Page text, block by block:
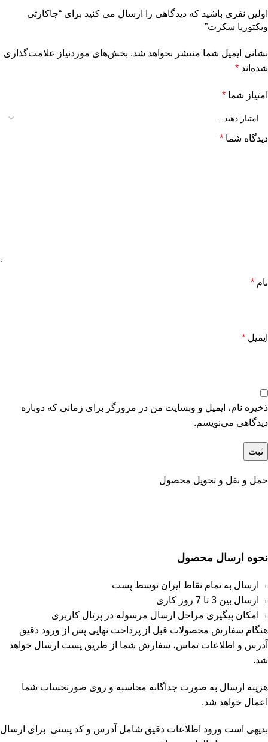
اولین نفری باشید که دیدگاهی را ارسال می کنید برای “جاکارتی
ویکتوریا سکرت”
نشانی ایمیل شما منتشر نخواهد شد. بخش‌های موردنیاز علامت‌گذاری
شده‌اند *
امتیاز شما *
دیدگاه شما *
نام *
ایمیل *
ذخیره نام، ایمیل و وبسایت من در مرورگر برای زمانی که دوباره
دیدگاهی می‌نویسم.
حمل و نقل و تحویل محصول
نحوه ارسال محصول
ارسال به تمام نقاط ایران توسط پست
ارسال بین 3 تا 7 روز کاری
امکان پیگیری مراحل ارسال مرسوله در پرتال کاربری
هنگام سفارش محصولات قبل از پرداخت نهایی پس از ورود دقیق
آدرس و اطلاعات تماس، سفارش شما از طریق پست ارسال خواهد
شد.
هزینه ارسال به صورت جداگانه محاسبه و روی صورتحساب شما
اعمال خواهد شد.
بدیهی است ورود اطلاعات دقیق شامل آدرس و کد پستی برای ارسال